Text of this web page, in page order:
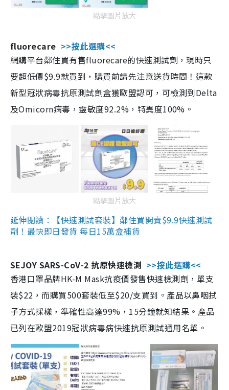
點擊圖片放大
fluorecare >>按此選購<<
網購平台鄰住買有售fluorecare的快速測試劑，現時只
要超低價$9.9就買到，購買前請先注意送貨時間！這款
新型冠狀病毒抗原測試劑盒獲歐盟認可，可檢測到Delta
及Omicorn病毒，靈敏度92.2%，特異度100%。
點擊圖片放大
延伸閱讀：【快速測試套裝】鄰住買開賣$9.9快速測試
劑！最快即日發貨 每日15萬盒補貨
SEJOY SARS-CoV-2 抗原快速檢測 >>按此選購<<
香港口罩品牌HK-M Mask抗疫價發售快速檢測劑，單支
裝$22，而購買500套裝低至$20/支買到。產品以鼻咽拭
子方式採樣，準確性高達99%，15分鐘就知結果。產品
已列在歐盟2019冠狀病毒病快速抗原測試通用名單。